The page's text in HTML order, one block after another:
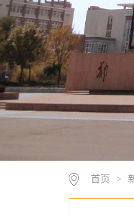
首页 >